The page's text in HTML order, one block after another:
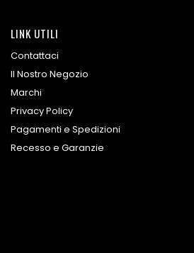
LINK UTILI
Contattaci
Il Nostro Negozio
Marchi
Privacy Policy
Pagamenti e Spedizioni
Recesso e Garanzie